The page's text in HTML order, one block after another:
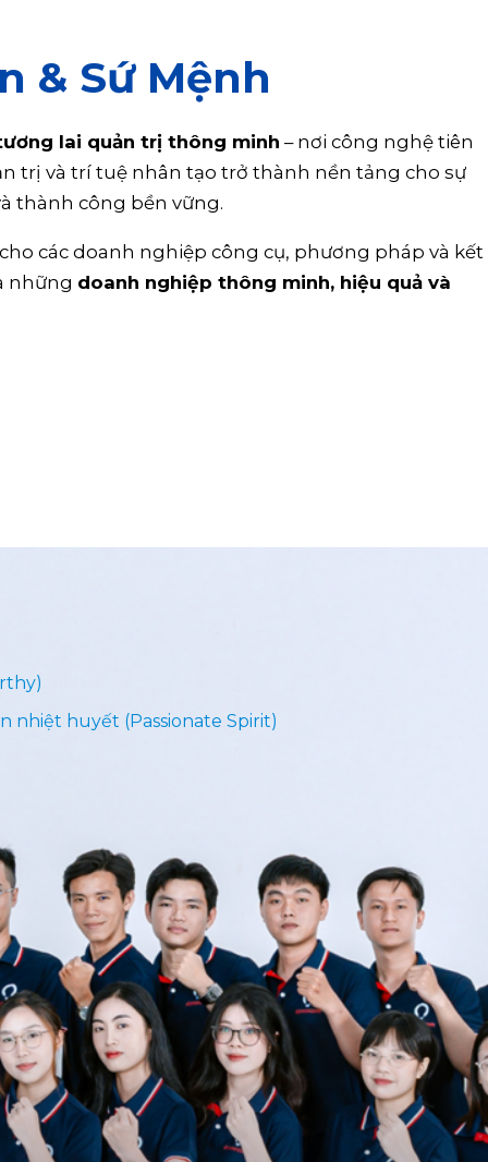
& Sứ Mệnh
lai quản trị thông minh – nơi công nghệ tiên
trị và trí tuệ nhân tạo trở thành nền tảng cho sự
thành công bền vững.
các doanh nghiệp công cụ, phương pháp và kết
những doanh nghiệp thông minh, hiệu quả và
nhiệt huyết (Passionate Spirit)